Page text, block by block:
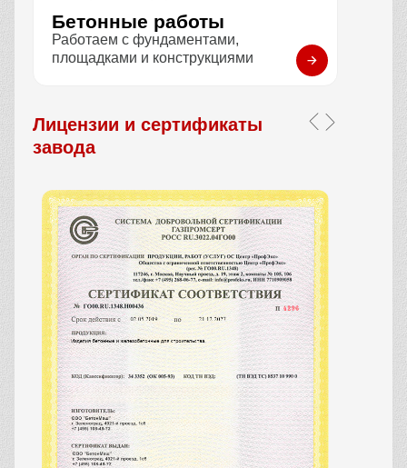
Бетонные работы
Работаем с фундаментами,
площадками и конструкциями
Лицензии и сертификаты
завода